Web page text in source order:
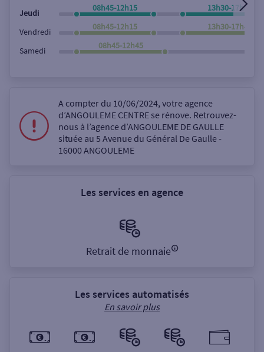
Jeudi
08h45-12h15 13h30-17h45
Vendredi
08h45-12h15 13h30-17h45
Samedi
08h45-12h45
A compter du 10/06/2024, votre agence
d’ANGOULEME CENTRE se rénove. Retrouvez-
nous à l’agence d’ANGOULEME DE GAULLE
située au 5 Avenue du Général De Gaulle -
16000 ANGOULEME
Les services en agence
Retrait de monnaie
Les services automatisés
En savoir plus